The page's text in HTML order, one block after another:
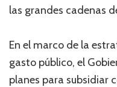
las grandes cadenas
En el marco de la
gasto público, el
planes para subsidiar